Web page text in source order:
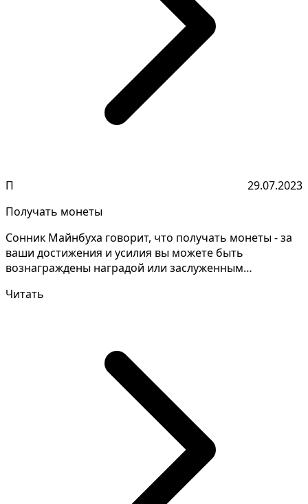
П
29.07.2023
Получать монеты
Сонник Майнбуха говорит, что получать монеты - за
ваши достижения и усилия вы можете быть
вознаграждены наградой или заслуженным
Читать